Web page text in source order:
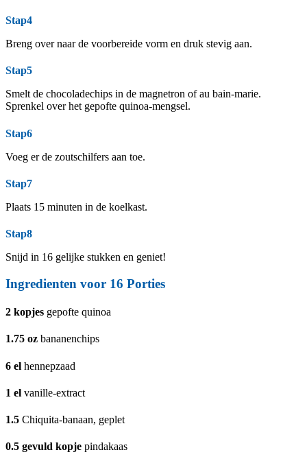
Stap4
Breng over naar de voorbereide vorm en druk stevig aan.
Stap5
Smelt de chocoladechips in de magnetron of au bain-marie.
Sprenkel over het gepofte quinoa-mengsel.
Stap6
Voeg er de zoutschilfers aan toe.
Stap7
Plaats 15 minuten in de koelkast.
Stap8
Snijd in 16 gelijke stukken en geniet!
Ingredienten voor 16 Porties
2 kopjes gepofte quinoa
1.75 oz bananenchips
6 el hennepzaad
1 el vanille-extract
1.5 Chiquita-banaan, geplet
0.5 gevuld kopje pindakaas